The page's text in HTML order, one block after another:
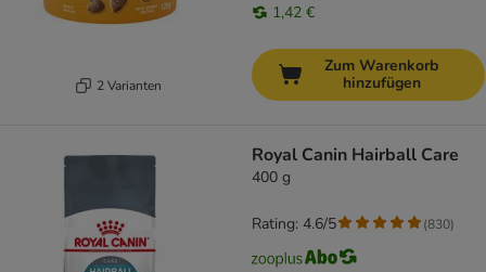
2 Varianten
1,42 €
Zum Warenkorb
hinzufügen
Royal Canin Hairball Care
400 g
Rating: 4.6/5 (830)